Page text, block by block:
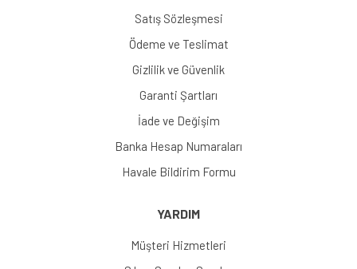
Satış Sözleşmesi
Ödeme ve Teslimat
Gizlilik ve Güvenlik
Garanti Şartları
İade ve Değişim
Banka Hesap Numaraları
Havale Bildirim Formu
YARDIM
Müşteri Hizmetleri